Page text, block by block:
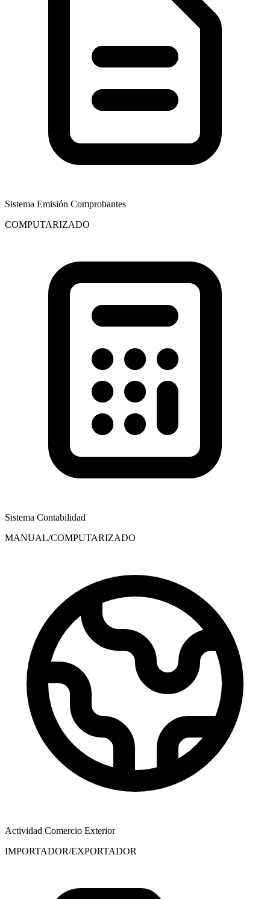
Sistema Emisión Comprobantes
COMPUTARIZADO
Sistema Contabilidad
MANUAL/COMPUTARIZADO
Actividad Comercio Exterior
IMPORTADOR/EXPORTADOR